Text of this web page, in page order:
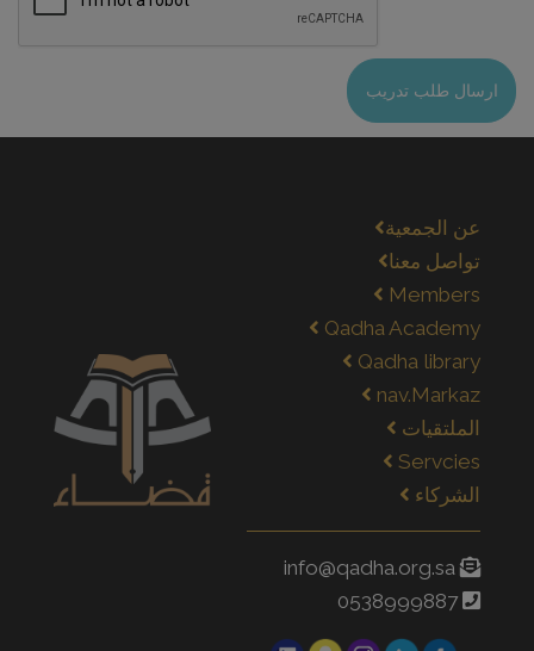
ارسال طلب تدريب
عن الجمعية
تواصل معنا
Members
Qadha Academy
Qadha library
nav.Markaz
الملتقيات
Servcies
الشركاء
info@qadha.org.sa
0538999887